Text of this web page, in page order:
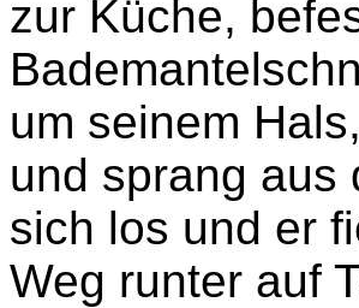
zur Küche,
um seinem
und sprang aus
sich los und er
Weg runter auf